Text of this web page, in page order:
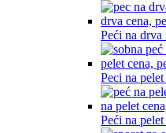
Peći na drva
Peci na
Peći na